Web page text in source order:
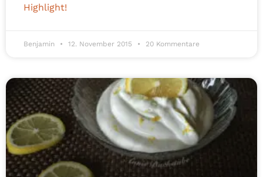
Highlight!
Benjamin 12. November 2015 20 Kommentare